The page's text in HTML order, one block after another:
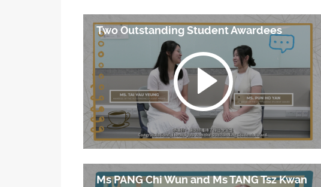
Two Outstanding Student Awardees
Ms PANG Chi Wun and Ms TANG Tsz Kwan